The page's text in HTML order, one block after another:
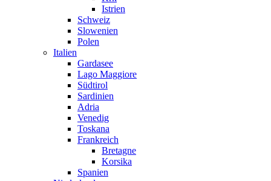
Istrien
Schweiz
Slowenien
Polen
Italien
Gardasee
Lago Maggiore
Südtirol
Sardinien
Adria
Venedig
Toskana
Frankreich
Bretagne
Korsika
Spanien